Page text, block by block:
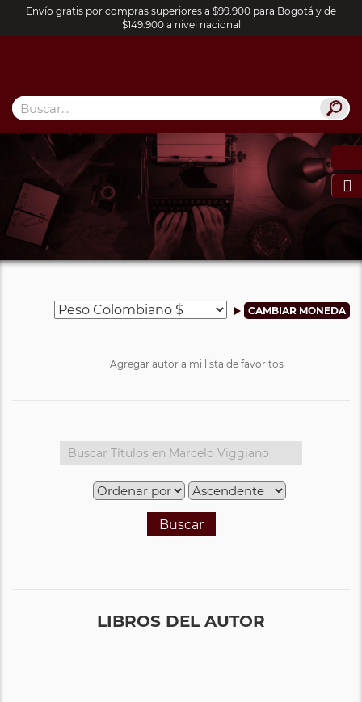
Envío gratis por compras superiores a $99.900 para Bogotá y de
$149.900 a nivel nacional

Agregar autor a mi lista de favoritos
Buscar
LIBROS DEL AUTOR